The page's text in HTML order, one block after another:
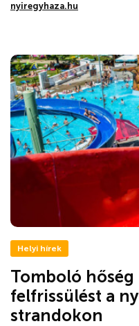
nyiregyhaza.hu
Helyi hírek
Tomboló
felfrissülést a
strandokon